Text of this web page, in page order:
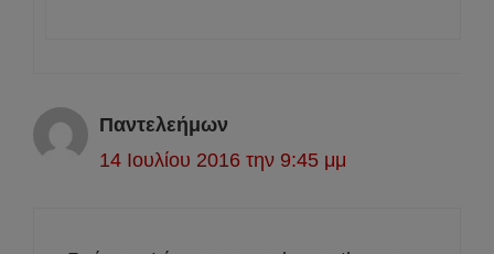
Παντελεήμων
14 Ιουλίου 2016 την 9:45 μμ